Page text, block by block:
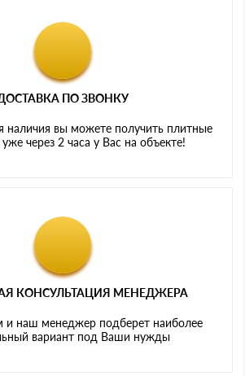
ПО ЗВОНКУ
наличия вы можете получить плитные
через 2 часа у Вас на объекте!
КОНСУЛЬТАЦИЯ МЕНЕДЖЕРА
и наш менеджер подберет наиболее
вариант под Ваши нужды